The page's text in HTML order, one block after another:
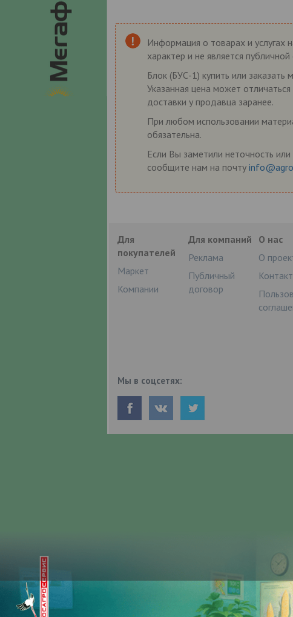
Информация о товарах и услугах
характер и не является
Блок (БУС-1) купить или заказать
Указанная цена может
доставки у продавца заранее.
При любом использовании
обязательна.
Если Вы заметили неточность
сообщите нам на почту
Для
покупателей
Маркет
Компании
Для компаний
Реклама
Публичный
договор
О нас
О
Мы в соцсетях: